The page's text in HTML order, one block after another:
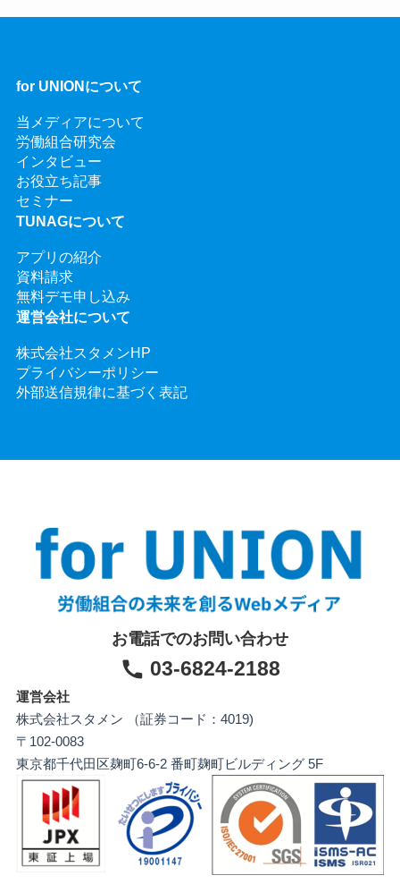
for UNIONについて
当メディアについて
労働組合研究会
インタビュー
お役立ち記事
セミナー
TUNAGについて
アプリの紹介
資料請求
無料デモ申し込み
運営会社について
株式会社スタメンHP
プライバシーポリシー
外部送信規律に基づく表記
お電話でのお問い合わせ
03-6824-2188
運営会社
株式会社スタメン （証券コード：4019)
〒102-0083
東京都千代田区麹町6-6-2 番町麹町ビルディング 5F